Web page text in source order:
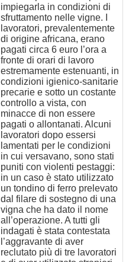
impiegarla in condizioni di
sfruttamento nelle vigne. I
lavoratori, prevalentemente
di origine africana, erano
pagati circa 6 euro l’ora a
fronte di orari di lavoro
estremamente estenuanti, in
condizioni igienico-sanitarie
precarie e sotto un costante
controllo a vista, con
minacce di non essere
pagati o allontanati. Alcuni
lavoratori dopo essersi
lamentati per le condizioni
in cui versavano, sono stati
puniti con violenti pestaggi:
in un caso è stato utilizzato
un tondino di ferro prelevato
dal filare di sostegno di una
vigna che ha dato il nome
all’operazione. A tutti gli
indagati è stata contestata
l’aggravante di aver
reclutato più di tre lavoratori